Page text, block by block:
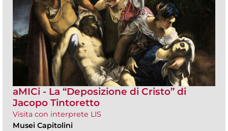
aMICi - La “Deposizione di Cristo” di
Jacopo Tintoretto
Visita con interprete LIS
Musei Capitolini